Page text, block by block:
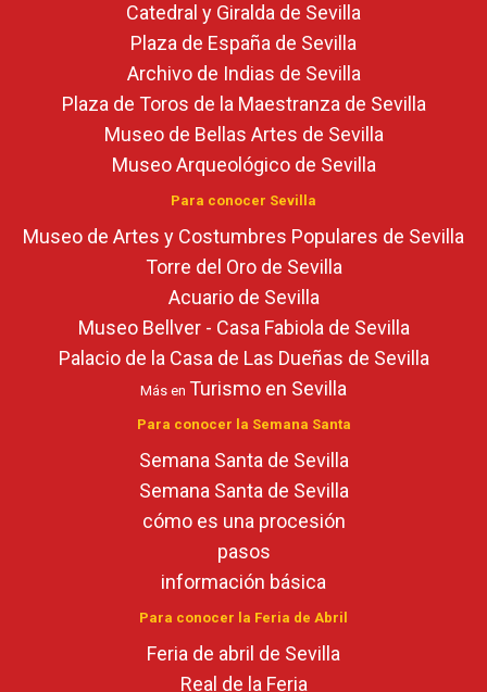
Catedral y Giralda de Sevilla
Plaza de España de Sevilla
Archivo de Indias de Sevilla
Plaza de Toros de la Maestranza de Sevilla
Museo de Bellas Artes de Sevilla
Museo Arqueológico de Sevilla
Para conocer Sevilla
Museo de Artes y Costumbres Populares de Sevilla
Torre del Oro de Sevilla
Acuario de Sevilla
Museo Bellver - Casa Fabiola de Sevilla
Palacio de la Casa de Las Dueñas de Sevilla
Más en Turismo en Sevilla
Para conocer la Semana Santa
Semana Santa de Sevilla
Semana Santa de Sevilla
cómo es una procesión
pasos
información básica
Para conocer la Feria de Abril
Feria de abril de Sevilla
Real de la Feria